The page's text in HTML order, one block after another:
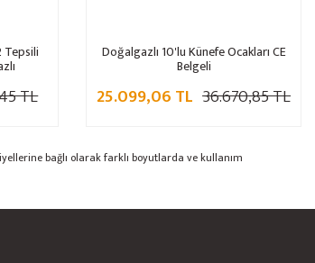
Tepsili
TL
Doğalgazlı 10'lu Künefe Ocakları CE
Belgeli
25.099,06 TL 36.670,85 TL
bağlı olarak farklı boyutlarda ve kullanım